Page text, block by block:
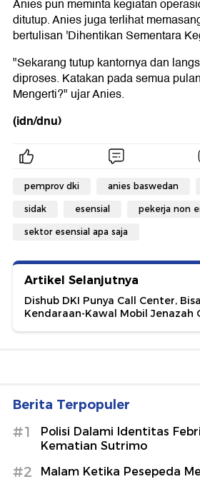
Anies pun meminta kegiatan
ditutup. Anies juga terlihat
bertulisan 'Dihentikan Sementara
"Sekarang tutup kantornya dan
diproses. Katakan pada semua
Mengerti?" ujar Anies.
(idn/dnu)
pemprov dki anies baswedan
sidak esensial pekerja non
sektor esensial apa saja
Artikel Selanjutnya
Dishub DKI Punya Call Center,
Kendaraan-Kawal Mobil Jenazah
Berita Terpopuler
#1
Polisi Dalami Identitas
Kematian Sutrimo
#2 Malam Ketika Pesepeda